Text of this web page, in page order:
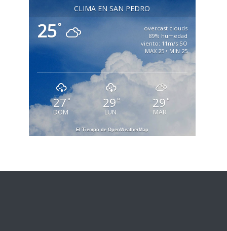
CLIMA EN SAN PEDRO
25°
overcast clouds
89% humedad
viento: 11m/s SO
MAX 25 • MIN 25
27 °
DOM
29 °
LUN
29 °
MAR
El Tiempo de OpenWeatherMap